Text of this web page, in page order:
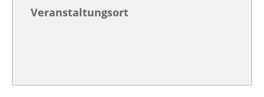
Veranstaltungsort